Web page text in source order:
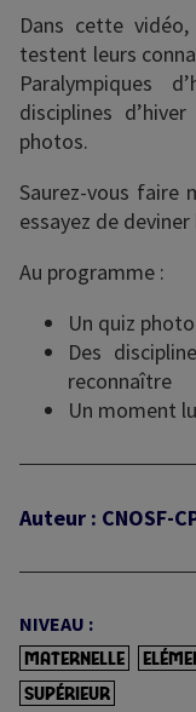
Dans cette
testent leurs
Paralympiques
disciplines
photos.
Saurez-vous faire
essayez de
Au programme :
Un quiz
Des
reconnaître
Un moment
Auteur : CNOSF-
NIVEAU :
MATERNELLE
SUPÉRIEUR